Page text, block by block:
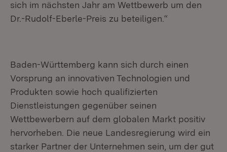
sich im nächsten Jahr am Wettbewerb um den
Dr.-Rudolf-Eberle-Preis zu beteiligen.“
Baden-Württemberg kann sich durch einen
Vorsprung an innovativen Technologien und
Produkten sowie hoch qualifizierten
Dienstleistungen gegenüber seinen
Wettbewerbern auf dem globalen Markt positiv
hervorheben. Die neue Landesregierung wird ein
starker Partner der Unternehmen sein, um der gut